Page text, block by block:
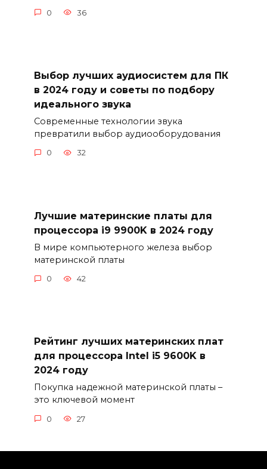
0 36
Выбор лучших аудиосистем для ПК
в 2024 году и советы по подбору
идеального звука
Современные технологии звука
превратили выбор аудиооборудования
0 32
Лучшие материнские платы для
процессора i9 9900K в 2024 году
В мире компьютерного железа выбор
материнской платы
0 42
Рейтинг лучших материнских плат
для процессора Intel i5 9600K в
2024 году
Покупка надежной материнской платы –
это ключевой момент
0 27